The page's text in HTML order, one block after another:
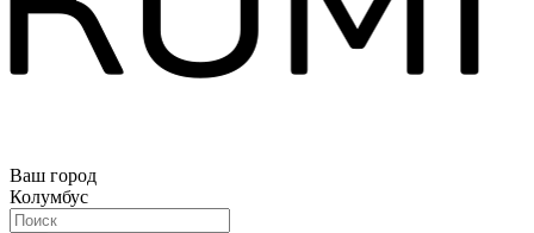
Ваш город
Колумбус